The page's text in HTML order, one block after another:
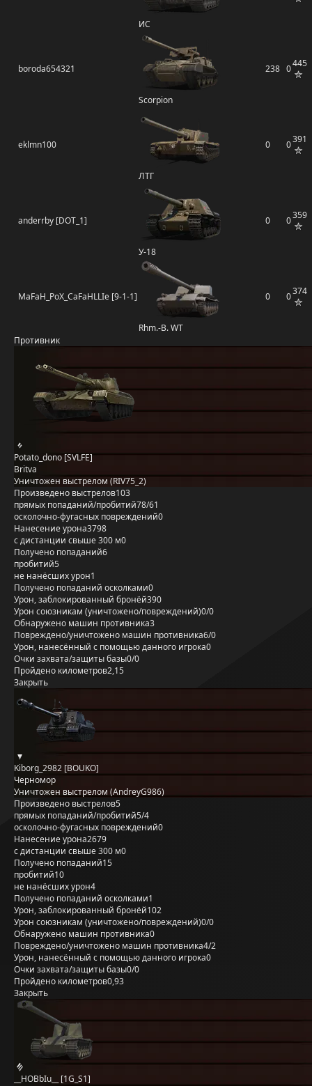
ИС
boroda654321
Scorpion
238 0445
eklmn100
ЛТГ
0 0391
anderrby [DOT_1]
У-18
0 0359
MaFaH_PoX_CaFaHLLIe [9-1-1]
Rhm.-B. WT
0 0374
Противник
Potato_dono [SVLFE]
Britva
Уничтожен выстрелом (RIV75_2)
Произведено выстрелов103
прямых попаданий/пробитий78/61
осколочно-фугасных повреждений0
Нанесение урона3798
с дистанции свыше 300 м0
Получено попаданий6
пробитий5
не нанёсших урон1
Получено попаданий осколками0
Урон, заблокированный бронёй390
Урон союзникам (уничтожено/повреждений)0/0
Обнаружено машин противника3
Повреждено/уничтожено машин противника6/0
Урон, нанесённый с помощью данного игрока0
Очки захвата/защиты базы0/0
Пройдено километров2,15
Закрыть
Kiborg_2982 [BOUKO]
Черномор
Уничтожен выстрелом (AndreyG986)
Произведено выстрелов5
прямых попаданий/пробитий5/4
осколочно-фугасных повреждений0
Нанесение урона2679
с дистанции свыше 300 м0
Получено попаданий15
пробитий10
не нанёсших урон4
Получено попаданий осколками1
Урон, заблокированный бронёй102
Урон союзникам (уничтожено/повреждений)0/0
Обнаружено машин противника0
Повреждено/уничтожено машин противника4/2
Урон, нанесённый с помощью данного игрока0
Очки захвата/защиты базы0/0
Пройдено километров0,93
Закрыть
__HOBbIu__ [1G_S1]